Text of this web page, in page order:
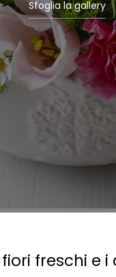
Sfoglia la gallery
freschi e